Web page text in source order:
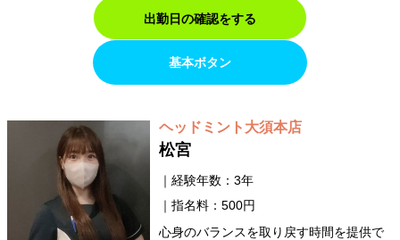
出勤日の確認をする
基本ボタン
ヘッドミント大須本店
松宮
経験年数：3年
指名料：500円
心身のバランスを取り戻す時間を提供で